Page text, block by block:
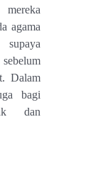
mereka
agama
Dalam
bagi
dan